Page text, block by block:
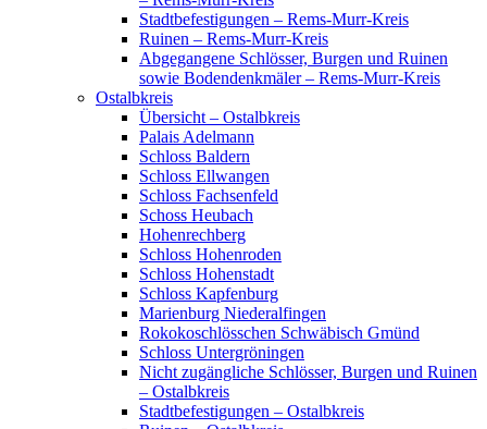
Stadtbefestigungen – Rems-Murr-Kreis
Ruinen – Rems-Murr-Kreis
Abgegangene Schlösser, Burgen und Ruinen
sowie Bodendenkmäler – Rems-Murr-Kreis
Ostalbkreis
Übersicht – Ostalbkreis
Palais Adelmann
Schloss Baldern
Schloss Ellwangen
Schloss Fachsenfeld
Schoss Heubach
Hohenrechberg
Schloss Hohenroden
Schloss Hohenstadt
Schloss Kapfenburg
Marienburg Niederalfingen
Rokokoschlösschen Schwäbisch Gmünd
Schloss Untergröningen
Nicht zugängliche Schlösser, Burgen und Ruinen
– Ostalbkreis
Stadtbefestigungen – Ostalbkreis